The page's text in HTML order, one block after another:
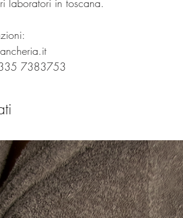
laboratori in toscana.
7383753